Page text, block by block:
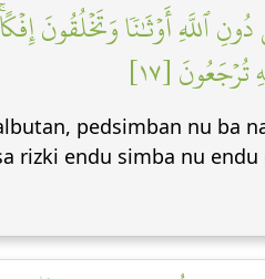
ٱللَّهِ أَوۡثَٰنٗا وَتَخۡلُقُونَ
[١٧]
pedsimban nu ba
rizki endu simba nu